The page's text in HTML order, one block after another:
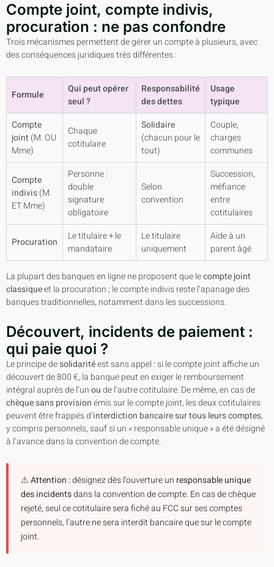
Compte joint, compte indivis,
procuration : ne pas confondre
Trois mécanismes permettent de gérer un compte à plusieurs, avec
des conséquences juridiques très différentes :
Formule
Qui peut opérer
seul ?
Responsabilité
des dettes
Usage
typique
Compte
joint (M. OU
Mme)
Chaque
cotitulaire
Solidaire
(chacun pour le
tout)
Couple,
charges
communes
Compte
indivis(M.
ET Mme)
Personne :
double
signature
obligatoire
Selon
convention
Succession,
méfiance
entre
cotitulaires
Procuration
Le titulaire + le
mandataire
Le titulaire
uniquement
Aide à un
parent âgé
La plupart des banques en ligne ne proposent que lecompte joint
classiqueet la procuration ; le compte indivis reste l’apanage des
banques traditionnelles, notamment dans les successions.
Découvert, incidents de paiement :
qui paie quoi ?
Le principe desolidaritéest sans appel : si le compte joint affiche un
découvert de 800 €, la banque peut en exiger le remboursement
intégral auprès de l’unoude l’autre cotitulaire. De même, en cas de
chèque sans provisionémis sur le compte joint, les deux cotitulaires
peuvent être frappés d’interdiction bancaire sur tous leurs comptes,
y compris personnels, sauf si un « responsable unique » a été désigné
à l’avance dans la convention de compte.
⚠ Attention :désignez dès l’ouverture un responsable unique
des incidentsdans la convention de compte. En cas de chèque
rejeté, seul ce cotitulaire sera fiché au FCC sur ses comptes
personnels, l’autre ne sera interdit bancaire que sur le compte
joint.